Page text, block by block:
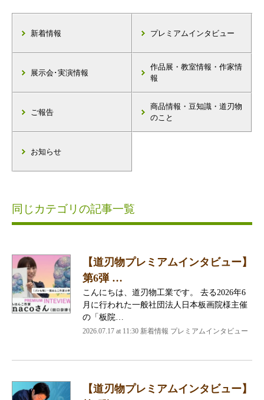
新着情報 プレミアムインタビュー
展示会･実演情報
作品展・教室情報・作家情
報
ご報告
商品情報・豆知識・道刃物
のこと
お知らせ
同じカテゴリの記事一覧
【道刃物プレミアムインタビュー】
第6弾 …
こんにちは、道刃物工業です。 去る2026年6
月に行われた一般社団法人日本板画院様主催
の「板院…
2026.07.17 at 11:30 新着情報 プレミアムインタビュー
【道刃物プレミアムインタビュー】